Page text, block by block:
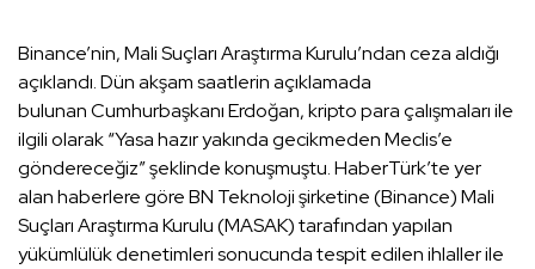
Binance’nin, Mali Suçları Araştırma Kurulu’ndan ceza aldığı
açıklandı. Dün akşam saatlerin açıklamada
bulunan Cumhurbaşkanı Erdoğan, kripto para çalışmaları ile
ilgili olarak “Yasa hazır yakında gecikmeden Meclis’e
göndereceğiz” şeklinde konuşmuştu. HaberTürk’te yer
alan haberlere göre BN Teknoloji şirketine (Binance) Mali
Suçları Araştırma Kurulu (MASAK) tarafından yapılan
yükümlülük denetimleri sonucunda tespit edilen ihlaller ile